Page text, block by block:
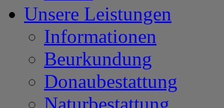
Unsere Leistungen
Informationen
Beurkundung
Donaubestattung